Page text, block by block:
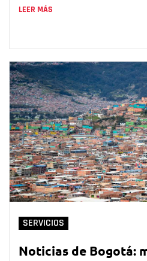
LEER MÁS
SERVICIOS
Noticias de Bogotá: